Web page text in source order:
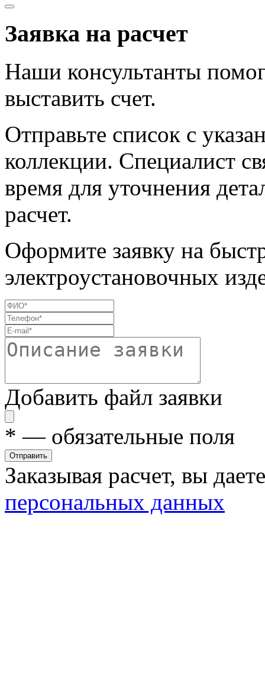
Заявка на расчет
Наши консультанты
выставить счет.
Отправьте список с
коллекции. Специалист
время для уточнения
расчет.
Оформите заявку на
электроустановочных
Добавить файл заявки
* — обязательные поля
Отправить
Заказывая расчет, вы
персональных данных